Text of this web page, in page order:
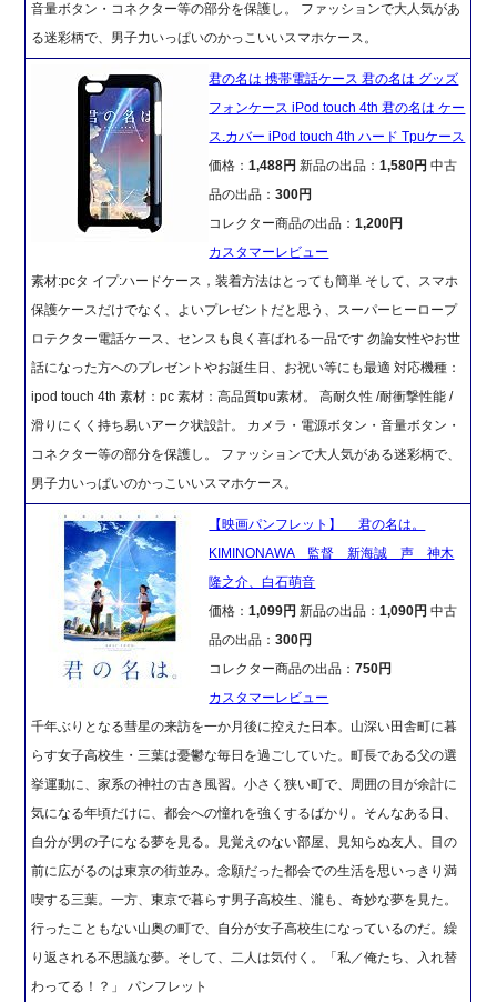
音量ボタン・コネクター等の部分を保護し。 ファッションで大人気があ
る迷彩柄で、男子力いっぱいのかっこいいスマホケース。
君の名は 携帯電話ケース 君の名は グッズ
フォンケース iPod touch 4th 君の名は ケー
ス.カバー iPod touch 4th ハード Tpuケース
価格：1,488円新品の出品：1,580円 中古
品の出品：300円
コレクター商品の出品：1,200円
カスタマーレビュー
素材:pcタ イプ:ハードケース，装着方法はとっても簡単 そして、スマホ
保護ケースだけでなく、よいプレゼントだと思う、スーパーヒーロープ
ロテクター電話ケース、センスも良く喜ばれる一品です 勿論女性やお世
話になった方へのプレゼントやお誕生日、お祝い等にも最適 対応機種：
ipod touch 4th 素材：pc 素材：高品質tpu素材。 高耐久性 /耐衝撃性能 /
滑りにくく持ち易いアーク状設計。 カメラ・電源ボタン・音量ボタン・
コネクター等の部分を保護し。 ファッションで大人気がある迷彩柄で、
男子力いっぱいのかっこいいスマホケース。
【映画パンフレット】 君の名は。
KIMINONAWA 監督 新海誠 声 神木
隆之介、白石萌音
価格：1,099円新品の出品：1,090円 中古
品の出品：300円
コレクター商品の出品：750円
カスタマーレビュー
千年ぶりとなる彗星の来訪を一か月後に控えた日本。山深い田舎町に暮
らす女子高校生・三葉は憂鬱な毎日を過ごしていた。町長である父の選
挙運動に、家系の神社の古き風習。小さく狭い町で、周囲の目が余計に
気になる年頃だけに、都会への憧れを強くするばかり。そんなある日、
自分が男の子になる夢を見る。見覚えのない部屋、見知らぬ友人、目の
前に広がるのは東京の街並み。念願だった都会での生活を思いっきり満
喫する三葉。一方、東京で暮らす男子高校生、瀧も、奇妙な夢を見た。
行ったこともない山奥の町で、自分が女子高校生になっているのだ。繰
り返される不思議な夢。そして、二人は気付く。「私／俺たち、入れ替
わってる！？」 パンフレット